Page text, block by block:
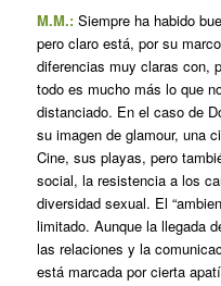
M.M.:Siempre ha habido
pero claro está, por su
diferencias muy claras con,
todo es mucho más lo que
distanciado. En el caso de
su imagen de glamour, una
Cine, sus playas, pero
social, la resistencia a los
diversidad sexual. El
limitado. Aunque la llegada
las relaciones y la
está marcada por cierta